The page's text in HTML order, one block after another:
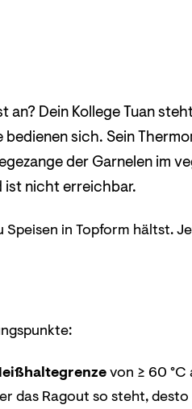
Dein Kollege Tuan
sich. Sein
der Garnelen im
ist nicht erreichbar.
in Topform hältst.
von ≥ 60
das Ragout so steht,